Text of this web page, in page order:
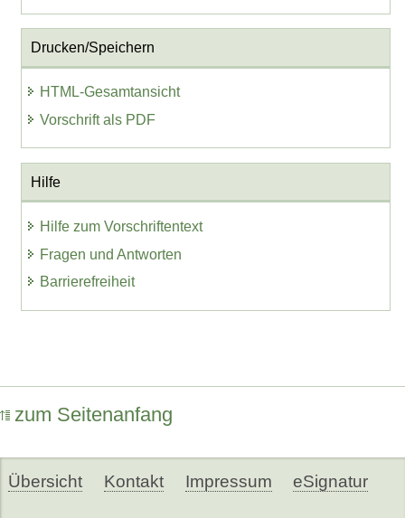
Drucken/Speichern
HTML-Gesamtansicht
Vorschrift als PDF
Hilfe
Hilfe zum Vorschriftentext
Fragen und Antworten
Barrierefreiheit
zum Seitenanfang
Übersicht Kontakt Impressum eSignatur